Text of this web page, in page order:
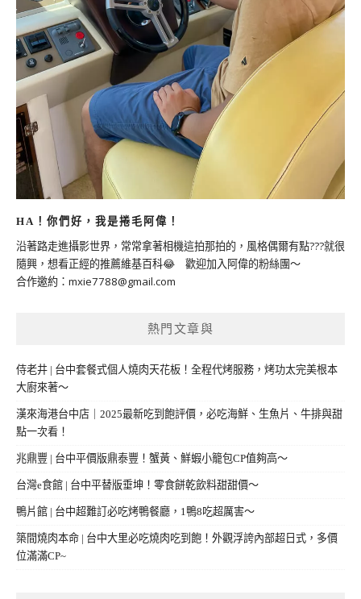
HA！你們好，我是捲毛阿偉！
沿著路走進攝影世界，常常拿著相機這拍那拍的，風格偶爾有點???就很
隨興，想看正經的推薦維基百科😂 歡迎加入阿偉的粉絲團～
合作邀約： mxie7788@gmail.com
熱門文章與
侍老井 | 台中套餐式個人燒肉天花板！全程代烤服務，烤功太完美根本
大廚來著～
漢來海港台中店｜2025最新吃到飽評價，必吃海鮮、生魚片、牛排與甜
點一次看！
兆鼎豐 | 台中平價版鼎泰豐！蟹黃、鮮蝦小籠包CP值夠高～
台灣e食館 | 台中平替版垂坤！零食餅乾飲料甜甜價～
鴨片館 | 台中超難訂必吃烤鴨餐廳，1鴨8吃超厲害～
築間燒肉本命 | 台中大里必吃燒肉吃到飽！外觀浮誇內部超日式，多價
位滿滿CP~